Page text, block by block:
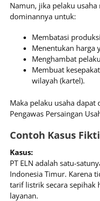
Namun, jika pelaku
dominannya untuk:
Membatasi
Menentukan harga
Menghambat
Membuat
wilayah (kartel).
Maka pelaku usaha dapat
Pengawas Persaingan
Contoh Kasus
Kasus:
PT ELN adalah satu-
Indonesia Timur. Karena
tarif listrik secara sepihak
layanan.